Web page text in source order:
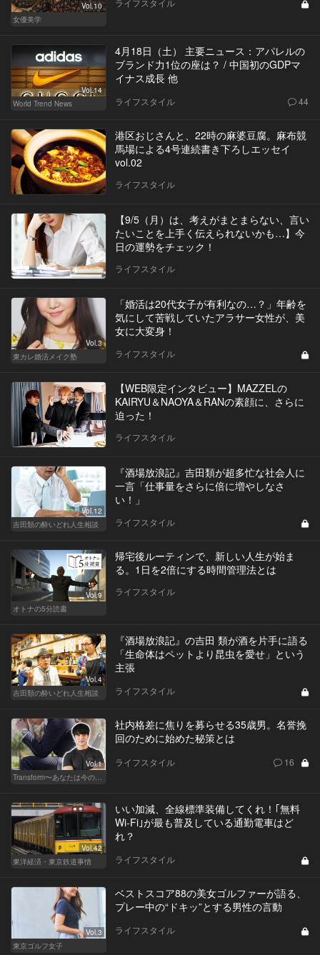
Vol.10
女優美学
ライフスタイル
Vol.14
World Trend News
4月18日（土） 主要ニュース：アパレルの
ブランド力1位の座は？ / 中国初のGDPマ
イナス成長 他
ライフスタイル 44
港区おじさんと、22時の麻婆豆腐。麻布競
馬場による4号連続書き下ろしエッセイ
vol.02
ライフスタイル
【9/5（月）は、考えがまとまらない、言い
たいことを上手く伝えられないかも…】今
日の運勢をチェック！
ライフスタイル
Vol.3
東カレ婚活メイク塾
「婚活は20代女子が有利なの…？」年齢を
気にして苦戦していたアラサー女性が、美
女に大変身！
ライフスタイル
【WEB限定インタビュー】MAZZELの
KAIRYU＆NAOYA＆RANの素顔に、さらに
迫った！
ライフスタイル
Vol.12
吉田類の酔いどれ人生相談
『酒場放浪記』吉田類が超多忙な社会人に
一言「仕事量をさらに倍に増やしなさ
い！」
ライフスタイル
Vol.9
オトナの5分読書
帰宅後ルーティンで、新しい人生が始ま
る。1日を2倍にする時間管理法とは
ライフスタイル
Vol.4
吉田類の酔いどれ人生相談
『酒場放浪記』の吉田 類が酒を片手に語る
「生命体はペットより昆虫を愛せ」という
主張
ライフスタイル
Vol.1
Transform〜あなたは今の自分に満足してますか？〜
社内格差に焦りを募らせる35歳男。名誉挽
回のために始めた秘策とは
ライフスタイル 16
Vol.42
東洋経済・東京鉄道事情
いい加減、全線標準装備してくれ！｢無料
Wi-Fi｣が最も普及している通勤電車はど
れ？
ライフスタイル
Vol.3
東京ゴルフ女子
ベストスコア88の美女ゴルファーが語る、
プレー中の“ドキッ”とする男性の言動
ライフスタイル